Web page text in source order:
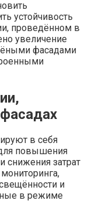
устойчивость
проведённом в
увеличение
фасадами
в себя
повышения
снижения затрат
и
в режиме